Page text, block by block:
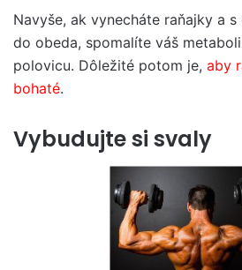
Navyše, ak vynecháte raňajky a
do obeda, spomalíte váš
polovicu. Dôležité potom je, aby
bohaté.
Vybudujte si svaly